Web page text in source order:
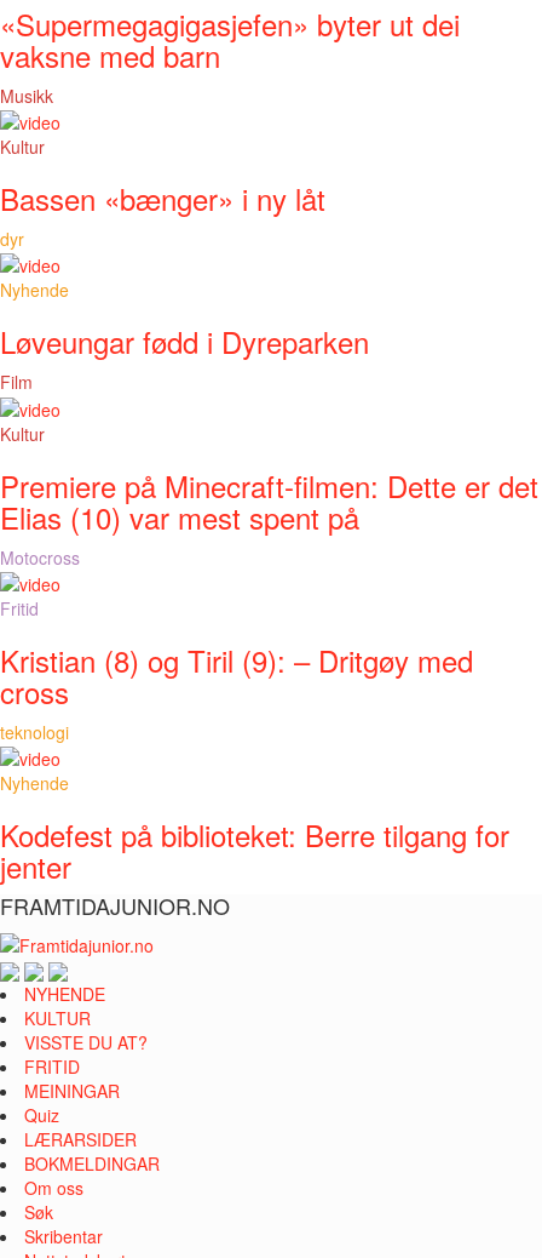
«Supermegagigasjefen» byter ut dei
vaksne med barn
Musikk
Kultur
Bassen «bænger» i ny låt
dyr
Nyhende
Løveungar fødd i Dyreparken
Film
Kultur
Premiere på Minecraft-filmen: Dette er det
Elias (10) var mest spent på
Motocross
Fritid
Kristian (8) og Tiril (9): – Dritgøy med
cross
teknologi
Nyhende
Kodefest på biblioteket: Berre tilgang for
jenter
FRAMTIDAJUNIOR.NO
NYHENDE
KULTUR
VISSTE DU AT?
FRITID
MEININGAR
Quiz
LÆRARSIDER
BOKMELDINGAR
Om oss
Søk
Skribentar